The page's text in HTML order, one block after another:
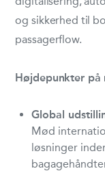
og sikkerhed til
passagerflow.
Højdepunkter på
Global
Mød
løsninger